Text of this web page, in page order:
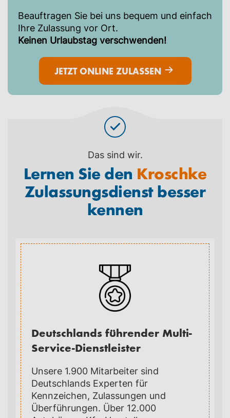
Beauftragen Sie bei uns bequem und einfach
Ihre Zulassung vor Ort.
Keinen Urlaubstag verschwenden!
JETZT ONLINE ZULASSEN
Das sind wir.
Lernen Sie den Kroschke
Zulassungsdienst besser
kennen
Deutschlands führender Multi-
Service-Dienstleister
Unsere 1.900 Mitarbeiter sind
Deutschlands Experten für
Kennzeichen, Zulassungen und
Überführungen. Über 12.000